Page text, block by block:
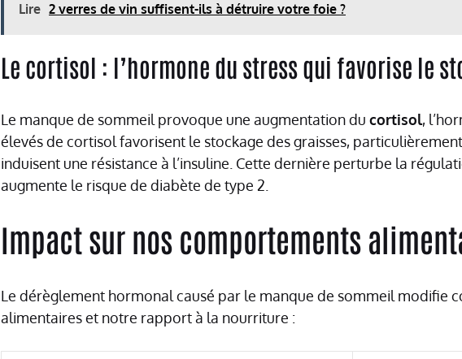
Lire 2 verres de vin suffisent-ils à détruire votre foie ?
Le cortisol : l’hormone du stress qui favorise le
Le manque de sommeil provoque une augmentation du cortisol,
élevés de cortisol favorisent le stockage des graisses,
induisent une résistance à l’insuline. Cette dernière perturbe la
augmente le risque de diabète de type 2.
Impact sur nos comportements
Le dérèglement hormonal causé par le manque de sommeil modifie
alimentaires et notre rapport à la nourriture :